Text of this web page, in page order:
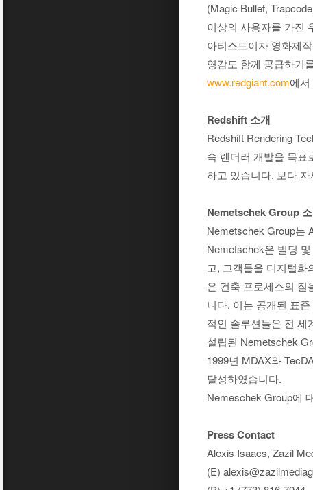
(Magic Bullet,
이상의 사용자를 가진
아티스트이자 영화제
영감도 함께 공급하기
www.redgiant.com에
Redshift 소개
Redshift Rendering
속 렌더러 개발을 목표
하고 있습니다. 보다
Nemetschek Group
Nemetschek Group는
Nemetschek은 빌딩
고, 고객들을 디지털화
은 건축 프로세스의 질
니다. 이는 공개된 표
적인 솔루션들은 전 세
설립된 Nemetschek
1999년 MDAX와
달성하였습니다.
Nemeschek Group에
Press Contact
Alexis Isaacs, Zazil
(E)